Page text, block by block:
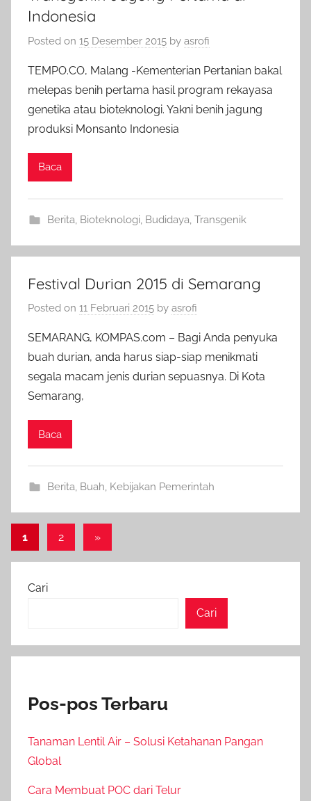
Indonesia
Posted on 15 Desember 2015 by asrofi
TEMPO.CO, Malang -Kementerian Pertanian bakal
melepas benih pertama hasil program rekayasa
genetika atau bioteknologi. Yakni benih jagung
produksi Monsanto Indonesia
Baca
Berita Bioteknologi Budidaya Transgenik
Festival Durian 2015 di Semarang
Posted on 11 Februari 2015 by asrofi
SEMARANG, KOMPAS.com – Bagi Anda penyuka
buah durian, anda harus siap-siap menikmati
segala macam jenis durian sepuasnya. Di Kota
Semarang,
Baca
Berita, Buah, Kebijakan Pemerintah
Paginasi
pos
1 2
Next
»
Cari
Cari
Pos-pos Terbaru
Tanaman Lentil Air – Solusi Ketahanan Pangan
Global
Cara Membuat POC dari Telur